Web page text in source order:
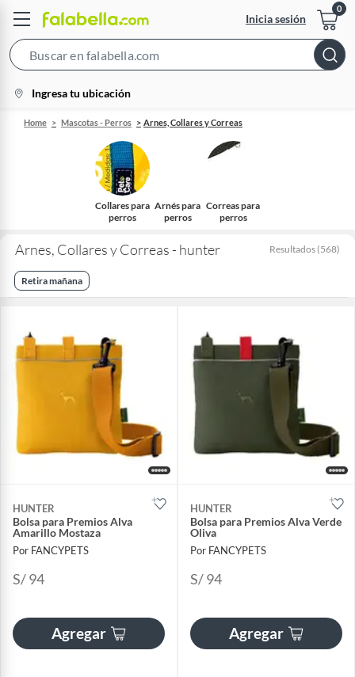
Inicia sesión
Bar
location-
icon
Ingresa tu ubicación
Home Mascotas - Perros Arnes, Collares y Correas
Collares para
perros
Arnés para
perros
Correas para
perros
Arnes, Collares y Correas - hunter Resultados (568)
Retira mañana
HUNTER
Bolsa para Premios Alva
Amarillo Mostaza
Por FANCYPETS
S/ 94
Agregar
HUNTER
Bolsa para Premios Alva Verde
Oliva
Por FANCYPETS
S/ 94
Agregar